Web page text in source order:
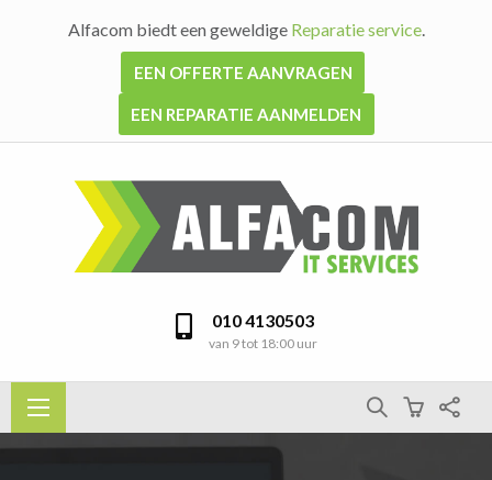
Alfacom biedt een geweldige Reparatie service.
EEN OFFERTE AANVRAGEN
EEN REPARATIE AANMELDEN
010 4130503
van 9 tot 18:00 uur